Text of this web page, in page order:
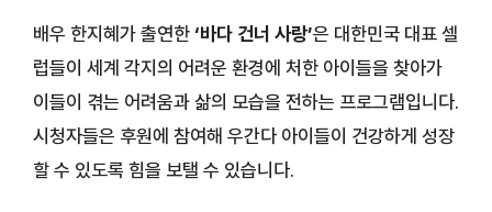
배우 한지혜가 출연한 ‘바다 건너 사랑’은 대한민국 대표 셀
럽들이 세계 각지의 어려운 환경에 처한 아이들을 찾아가
이들이 겪는 어려움과 삶의 모습을 전하는 프로그램입니다.
시청자들은 후원에 참여해 우간다 아이들이 건강하게 성장
할 수 있도록 힘을 보탤 수 있습니다.